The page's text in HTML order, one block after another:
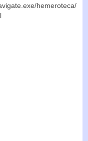
hemeroteca/